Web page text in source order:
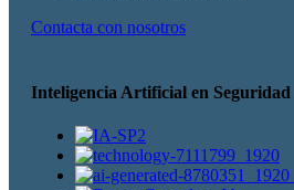
Contacta con nosotros
Inteligencia Artificial en